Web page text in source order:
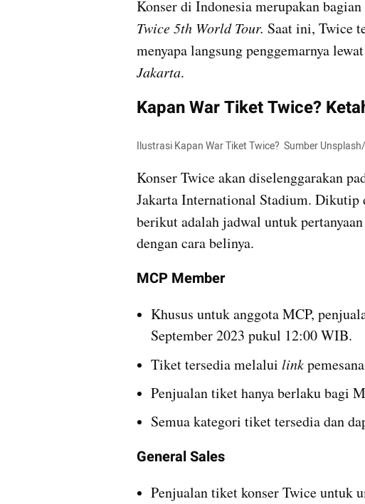
Twice 5th World Tour. Saat ini, Twice
menyapa langsung penggemarnya
Jakarta.
Kapan War Tiket Twice?
Ilustrasi Kapan War Tiket Twice?  Sumber
Konser Twice akan diselenggarakan
Jakarta International Stadium. Dikutip
berikut adalah jadwal untuk
dengan cara belinya.
MCP Member
Khusus untuk anggota MCP,
September 2023 pukul 12:00 WIB.
Tiket tersedia melalui link
Penjualan tiket hanya berlaku bagi
Semua kategori tiket tersedia dan
General Sales